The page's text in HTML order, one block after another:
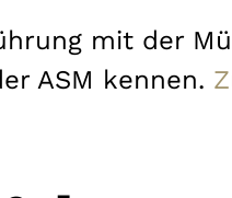
mit der
ASM kennen.